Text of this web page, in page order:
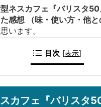
ネスカフェ『バリスタ
感想 （味・使い方・他
います。
目次 [表示]
カフェ『バリスタ